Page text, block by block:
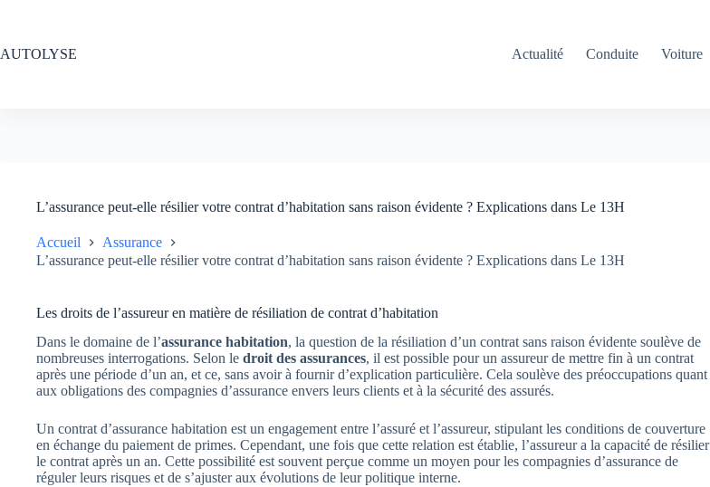
AUTOLYSE
Actualité Conduite Voiture
L’assurance peut-elle résilier votre contrat d’habitation sans raison évidente ? Explications dans Le 13H
Accueil
Assurance
L’assurance peut-elle résilier votre contrat d’habitation sans raison évidente ? Explications dans Le 13H
Les droits de l’assureur en matière de résiliation de contrat d’habitation
Dans le domaine de l’assurance habitation, la question de la résiliation d’un contrat sans raison évidente soulève de
nombreuses interrogations. Selon le droit des assurances, il est possible pour un assureur de mettre fin à un contrat
après une période d’un an, et ce, sans avoir à fournir d’explication particulière. Cela soulève des préoccupations quant
aux obligations des compagnies d’assurance envers leurs clients et à la sécurité des assurés.
Un contrat d’assurance habitation est un engagement entre l’assuré et l’assureur, stipulant les conditions de couverture
en échange du paiement de primes. Cependant, une fois que cette relation est établie, l’assureur a la capacité de résilier
le contrat après un an. Cette possibilité est souvent perçue comme un moyen pour les compagnies d’assurance de
réguler leurs risques et de s’ajuster aux évolutions de leur politique interne.